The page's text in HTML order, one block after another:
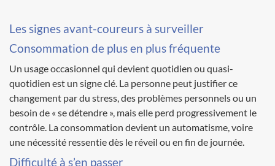
​​Les signes avant-coureurs à surveiller
Consommation de plus en plus fréquente
Un usage occasionnel qui devient quotidien ou quasi-
quotidien est un signe clé. La personne peut justifier ce
changement par du stress, des problèmes personnels ou un
besoin de « se détendre », mais elle perd progressivement le
contrôle. La consommation devient un automatisme, voire
une nécessité ressentie dès le réveil ou en fin de journée.
Difficulté à s’en passer